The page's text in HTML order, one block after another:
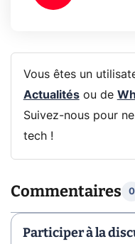
Vous êtes un
Actualitésou de
Suivez-nous pour
tech !
Commentaires 0
Participer à la